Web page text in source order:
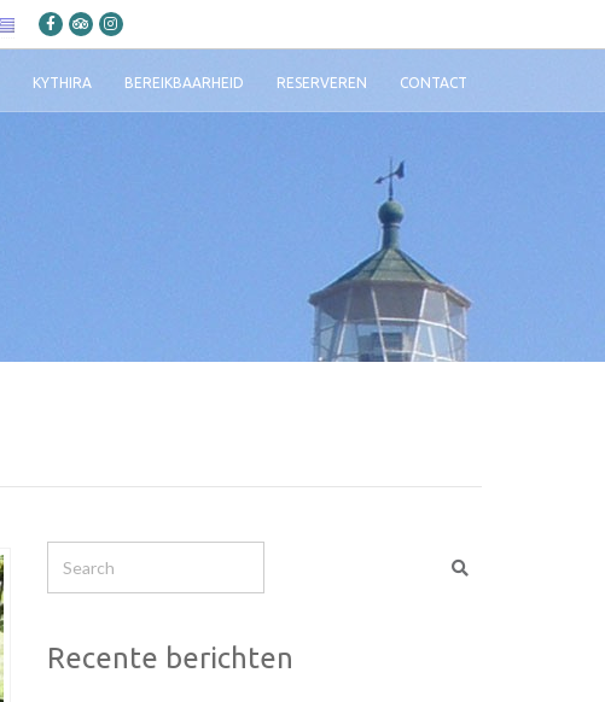
KYTHIRA BEREIKBAARHEID RESERVEREN CONTACT
Recente berichten